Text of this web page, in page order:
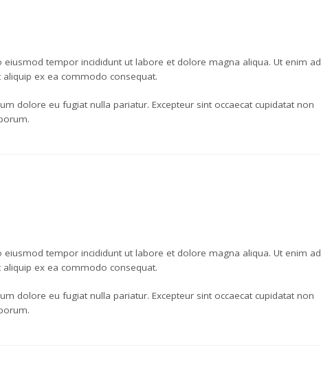
tempor incididunt ut labore et dolore magna aliqua. Ut enim ad
ex ea commodo consequat.
dolore eu fugiat nulla pariatur. Excepteur sint occaecat cupidatat non
tempor incididunt ut labore et dolore magna aliqua. Ut enim ad
ex ea commodo consequat.
dolore eu fugiat nulla pariatur. Excepteur sint occaecat cupidatat non